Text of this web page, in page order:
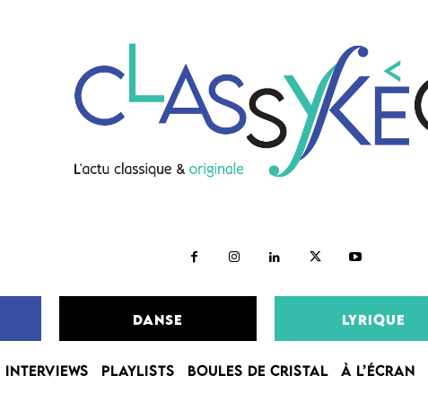
DANSE LYRIQUE
INTERVIEWS PLAYLISTS BOULES DE CRISTAL À L’ÉCRAN